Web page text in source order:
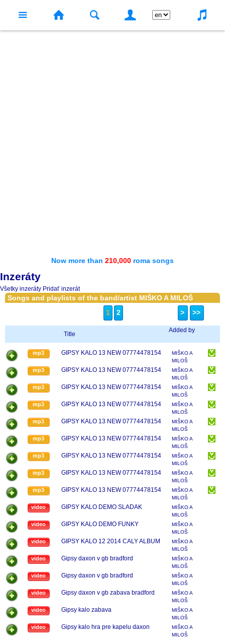
Now more than 210,000 roma songs
Inzeráty
Všetky inzeráty Pridať inzerát
Songs and playlists of the band/artist MIŠKO A MILOŠ
1
2 > >>
Title
Added by
mp3 GIPSY KALO 13 NEW 07774478154
MIŠKO A
MILOŠ
mp3 GIPSY KALO 13 NEW 07774478154
MIŠKO A
MILOŠ
mp3 GIPSY KALO 13 NEW 07774478154
MIŠKO A
MILOŠ
mp3 GIPSY KALO 13 NEW 07774478154
MIŠKO A
MILOŠ
mp3 GIPSY KALO 13 NEW 07774478154
MIŠKO A
MILOŠ
mp3 GIPSY KALO 13 NEW 07774478154
MIŠKO A
MILOŠ
mp3 GIPSY KALO 13 NEW 07774478154
MIŠKO A
MILOŠ
mp3 GIPSY KALO 13 NEW 07774478154
MIŠKO A
MILOŠ
mp3 GIPSY KALO 13 NEW 07774478154
MIŠKO A
MILOŠ
video GIPSY KALO DEMO SLADAK
MIŠKO A
MILOŠ
video GIPSY KALO DEMO FUNKY
MIŠKO A
MILOŠ
video GIPSY KALO 12 2014 CALY ALBUM
MIŠKO A
MILOŠ
video Gipsy daxon v gb bradford
MIŠKO A
MILOŠ
video Gipsy daxon v gb bradford
MIŠKO A
MILOŠ
video Gipsy daxon v gb zabava bradford
MIŠKO A
MILOŠ
video Gipsy kalo zabava
MIŠKO A
MILOŠ
video Gipsy kalo hra pre kapelu daxon
MIŠKO A
MILOŠ